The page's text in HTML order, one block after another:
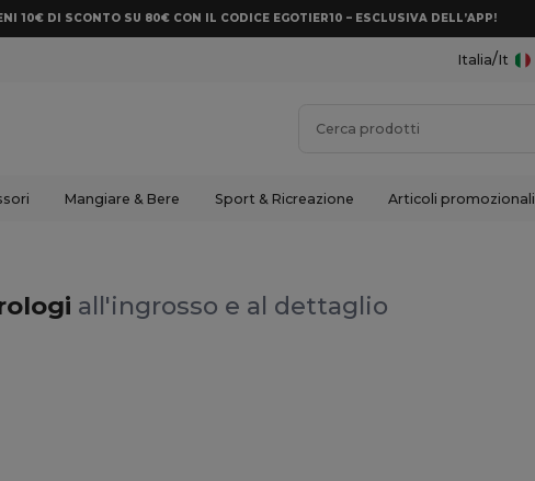
10€ DI SCONTO SU 80€ CON IL CODICE EGOTIER10 – ESCLUSIVA DELL’APP!
Italia/It
Mangiare & Bere Sport & Ricreazione Articoli promozionali
all'ingrosso e al dettaglio